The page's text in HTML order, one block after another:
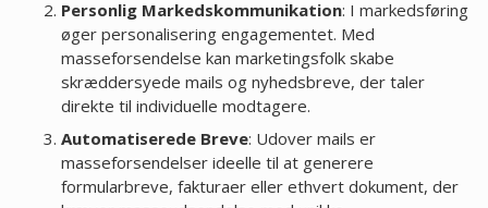
Personlig Markedskommunikation: I markedsføring
øger personalisering engagementet. Med
masseforsendelse kan marketingsfolk skabe
skræddersyede mails og nyhedsbreve, der taler
direkte til individuelle modtagere.
Automatiserede Breve: Udover mails er
masseforsendelser ideelle til at generere
formularbreve, fakturaer eller ethvert dokument, der